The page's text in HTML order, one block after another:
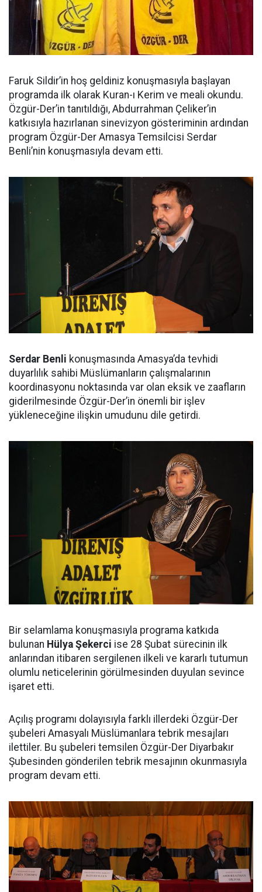
Faruk Sildir’in hoş geldiniz konuşmasıyla başlayan
programda ilk olarak Kuran-ı Kerim ve meali okundu.
Özgür-Der’in tanıtıldığı, Abdurrahman Çeliker’in
katkısıyla hazırlanan sinevizyon gösteriminin ardından
program Özgür-Der Amasya Temsilcisi Serdar
Benli’nin konuşmasıyla devam etti.
Serdar Benli konuşmasında Amasya’da tevhidi
duyarlılık sahibi Müslümanların çalışmalarının
koordinasyonu noktasında var olan eksik ve zaafların
giderilmesinde Özgür-Der’in önemli bir işlev
yükleneceğine ilişkin umudunu dile getirdi.
Bir selamlama konuşmasıyla programa katkıda
bulunan Hülya Şekerci ise 28 Şubat sürecinin ilk
anlarından itibaren sergilenen ilkeli ve kararlı tutumun
olumlu neticelerinin görülmesinden duyulan sevince
işaret etti.
Açılış programı dolayısıyla farklı illerdeki Özgür-Der
şubeleri Amasyalı Müslümanlara tebrik mesajları
ilettiler. Bu şubeleri temsilen Özgür-Der Diyarbakır
Şubesinden gönderilen tebrik mesajının okunmasıyla
program devam etti.